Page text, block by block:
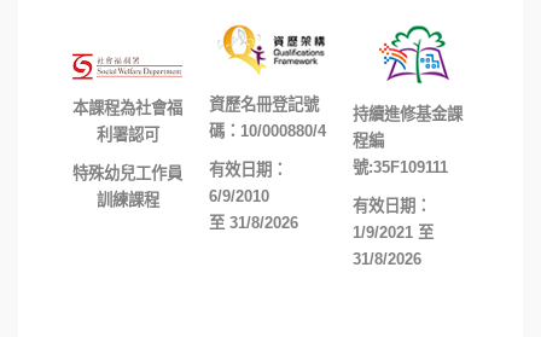
本課程為社會福
利署認可
特殊幼兒工作員
訓練課程
資歷名冊登記號
碼： 10/000880/4
有效日期：
6/9/2010
至 31/8/2026
持續進修基金課
程編
號:35F109111
有效日期：
1/9/2021 至
31/8/2026